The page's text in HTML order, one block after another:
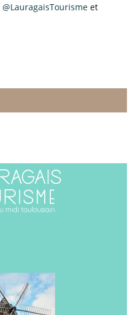
@LauragaisTourisme et